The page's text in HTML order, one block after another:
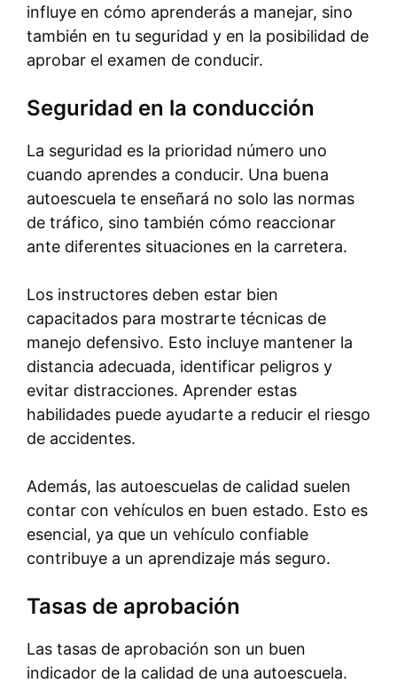
influye en cómo aprenderás a manejar, sino
también en tu seguridad y en la posibilidad de
aprobar el examen de conducir.
Seguridad en la conducción
La seguridad es la prioridad número uno
cuando aprendes a conducir. Una buena
autoescuela te enseñará no solo las normas
de tráfico, sino también cómo reaccionar
ante diferentes situaciones en la carretera.
Los instructores deben estar bien
capacitados para mostrarte técnicas de
manejo defensivo. Esto incluye mantener la
distancia adecuada, identificar peligros y
evitar distracciones. Aprender estas
habilidades puede ayudarte a reducir el riesgo
de accidentes.
Además, las autoescuelas de calidad suelen
contar con vehículos en buen estado. Esto es
esencial, ya que un vehículo confiable
contribuye a un aprendizaje más seguro.
Tasas de aprobación
Las tasas de aprobación son un buen
indicador de la calidad de una autoescuela.